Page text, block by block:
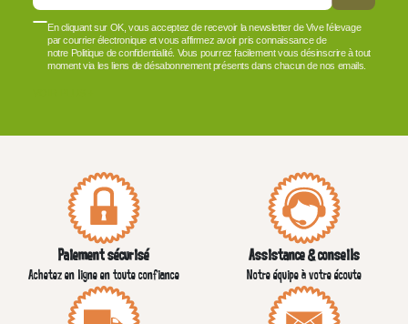
En cliquant sur OK, vous acceptez de recevoir la newsletter de Vive l'élevage
par courrier électronique et vous affirmez avoir pris connaissance de
notre Politique de confidentialité. Vous pourrez facilement vous désinscrire à tout
moment via les liens de désabonnement présents dans chacun de nos emails.
Paiement sécurisé
Achetez en ligne en toute confiance
Assistance & conseils
Notre équipe à votre écoute